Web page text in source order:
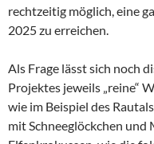
rechtzeitig möglich, eine
2025 zu erreichen.
Als Frage lässt sich noch
Projektes jeweils „reine“
wie im Beispiel des
mit Schneeglöckchen und